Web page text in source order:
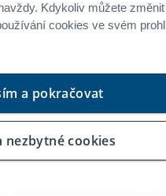
5.0/5Kdykoliv můžete
cookies ve svém
a pokračovat
nezbytné cookies